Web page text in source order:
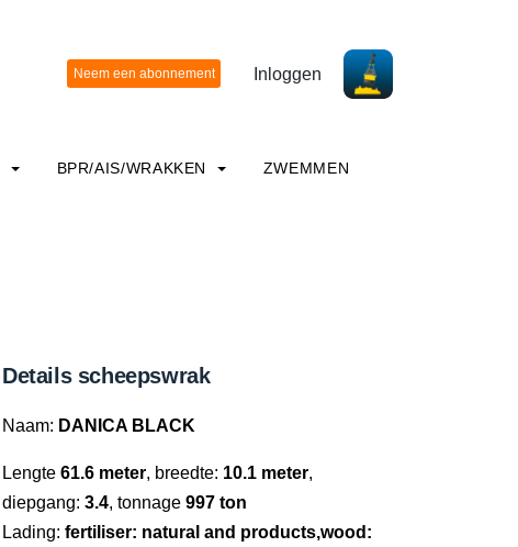
Inloggen
BPR/AIS/WRAKKEN ZWEMMEN
Details scheepswrak
Naam: DANICA BLACK
Lengte 61.6 meter, breedte: 10.1 meter,
diepgang: 3.4, tonnage 997 ton
Lading: fertiliser: natural and products,wood: